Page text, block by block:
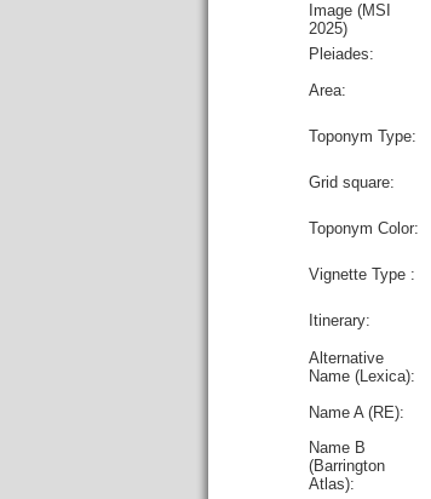
Image (MSI
2025)
Pleiades:
Area:
Toponym Type:
Grid square:
Toponym Color:
Vignette Type :
Itinerary:
Alternative
Name (Lexica):
Name A (RE):
Name B
(Barrington
Atlas):